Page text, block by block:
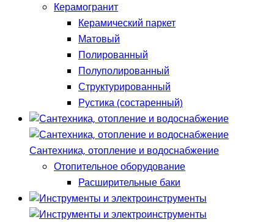
Керамогранит
Керамический паркет
Матовый
Полированный
Полуполированный
Структурированный
Рустика (состаренный)
Сантехника, отопление и водоснабжение
Отопительное оборудование
Расширительные баки